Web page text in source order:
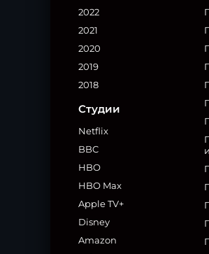
2022
2021
2020
2019
2018
Студии
Netflix
BBC
HBO
HBO Max
Apple TV+
Disney
Amazon